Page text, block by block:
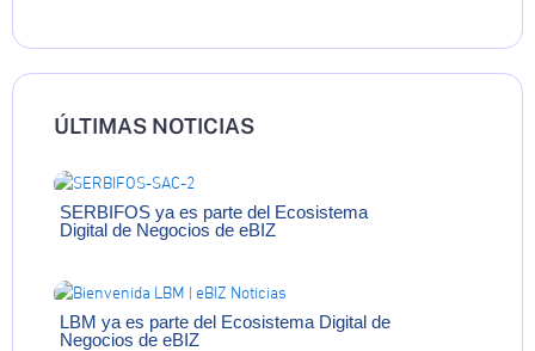
ÚLTIMAS NOTICIAS
SERBIFOS ya es parte del Ecosistema
Digital de Negocios de eBIZ
LBM ya es parte del Ecosistema Digital de
Negocios de eBIZ